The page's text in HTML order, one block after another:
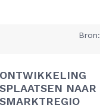
Bron:
NAAR